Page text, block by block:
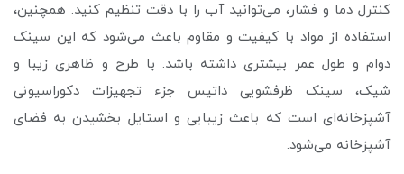
کنترل دما و فشار، می‌توانید آب را با دقت تنظیم کنید. همچنین،
استفاده از مواد با کیفیت و مقاوم باعث می‌شود که این سینک
دوام و طول عمر بیشتری داشته باشد. با طرح و ظاهری زیبا و
شیک، سینک ظرفشویی داتیس جزء تجهیزات دکوراسیونی
آشپزخانه‌ای است که باعث زیبایی و استایل بخشیدن به فضای
آشپزخانه می‌شود.